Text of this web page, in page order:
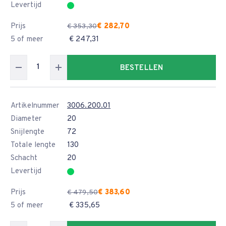
Levertijd
Prijs € 353,30€ 282,70
5 of meer
€ 247,31
BESTELLEN
Artikelnummer
3006.200.01
Diameter
20
Snijlengte
72
Totale lengte
130
Schacht
20
Levertijd
Prijs € 479,50€ 383,60
5 of meer
€ 335,65